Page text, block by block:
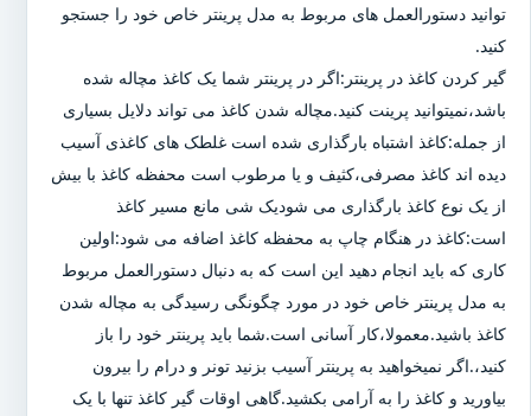
توانید دستورالعمل های مربوط به مدل پرینتر خاص خود را جستجو
کنید.
گیر کردن کاغذ در پرینتر:اگر در پرینتر شما یک کاغذ مچاله شده
باشد،نمیتوانید پرینت کنید.مچاله شدن کاغذ می تواند دلایل بسیاری
از جمله:کاغذ اشتباه بارگذاری شده است غلطک های کاغذی آسیب
دیده اند کاغذ مصرفی،کثیف و یا مرطوب است محفظه کاغذ با بیش
از یک نوع کاغذ بارگذاری می شودیک شی مانع مسیر کاغذ
است:کاغذ در هنگام چاپ به محفظه کاغذ اضافه می شود:اولین
کاری که باید انجام دهید این است که به دنبال دستورالعمل مربوط
به مدل پرینتر خاص خود در مورد چگونگی رسیدگی به مچاله شدن
کاغذ باشید.معمولا،کار آسانی است.شما باید پرینتر خود را باز
کنید،.اگر نمیخواهید به پرینتر آسیب بزنید تونر و درام را بیرون
بیاورید و کاغذ را به آرامی بکشید.گاهی اوقات گیر کاغذ تنها با یک